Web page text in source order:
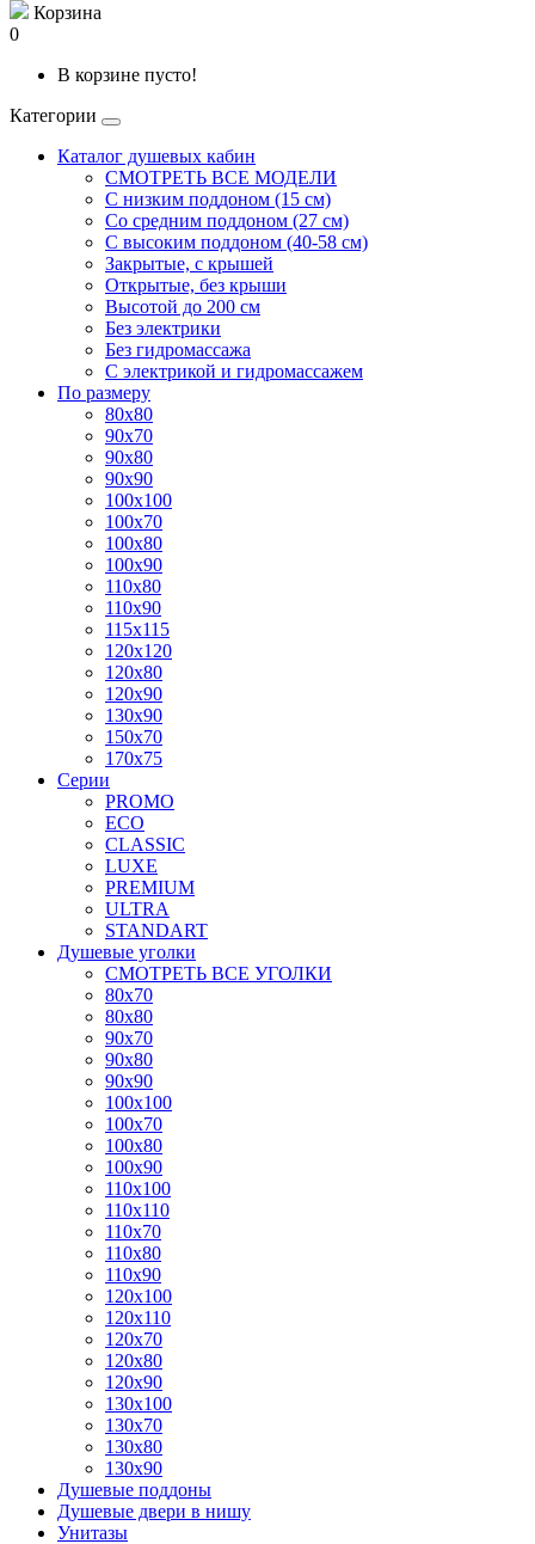
Корзина
0
В корзине пусто!
Категории
Каталог душевых кабин
СМОТРЕТЬ ВСЕ МОДЕЛИ
С низким поддоном (15 см)
Со средним поддоном (27 см)
С высоким поддоном (40-58 см)
Закрытые, с крышей
Открытые, без крыши
Высотой до 200 см
Без электрики
Без гидромассажа
С электрикой и гидромассажем
По размеру
80x80
90x70
90x80
90x90
100x100
100x70
100x80
100x90
110x80
110x90
115x115
120x120
120x80
120x90
130x90
150x70
170x75
Серии
PROMO
ECO
CLASSIC
LUXE
PREMIUM
ULTRA
STANDART
Душевые уголки
СМОТРЕТЬ ВСЕ УГОЛКИ
80x70
80x80
90x70
90x80
90x90
100x100
100x70
100x80
100x90
110x100
110x110
110x70
110x80
110x90
120x100
120x110
120x70
120x80
120x90
130x100
130x70
130x80
130x90
Душевые поддоны
Душевые двери в нишу
Унитазы